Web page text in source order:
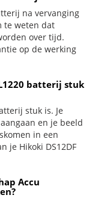
na vervanging
te weten dat
over tijd.
op de werking
batterij stuk
stuk is. Je
en je beeld
in een
je Hikoki DS12DF
Accu